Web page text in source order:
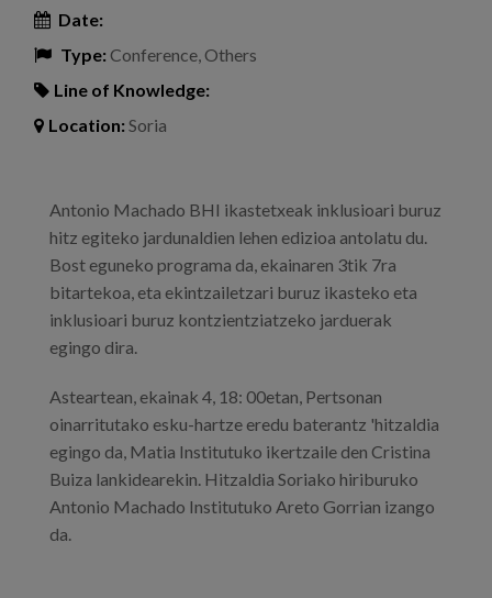
Date:
Type:Conference, Others
Line of Knowledge:
Location: Soria
Antonio Machado BHI ikastetxeak inklusioari buruz
hitz egiteko jardunaldien lehen edizioa antolatu du.
Bost eguneko programa da, ekainaren 3tik 7ra
bitartekoa, eta ekintzailetzari buruz ikasteko eta
inklusioari buruz kontzientziatzeko jarduerak
egingo dira.
Asteartean, ekainak 4, 18: 00etan, Pertsonan
oinarritutako esku-hartze eredu baterantz 'hitzaldia
egingo da, Matia Institutuko ikertzaile den Cristina
Buiza lankidearekin. Hitzaldia Soriako hiriburuko
Antonio Machado Institutuko Areto Gorrian izango
da.